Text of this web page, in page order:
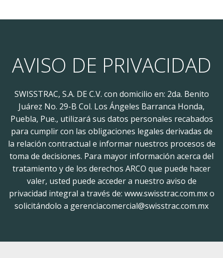
AVISO DE PRIVACIDAD
SWISSTRAC, S.A. DE C.V. con domicilio en: 2da. Benito
Juárez No. 29-B Col. Los Ángeles Barranca Honda,
Puebla, Pue., utilizará sus datos personales recabados
para cumplir con las obligaciones legales derivadas de
la relación contractual e informar nuestros procesos de
toma de decisiones. Para mayor información acerca del
tratamiento y de los derechos ARCO que puede hacer
valer, usted puede acceder a nuestro aviso de
privacidad integral a través de: www.swisstrac.com.mx o
solicitándolo a gerenciacomercial@swisstrac.com.mx